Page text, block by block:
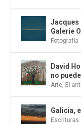
Jacques
Galerie
Fotografía
David
no
Arte, El
Galicia,
Escrituras